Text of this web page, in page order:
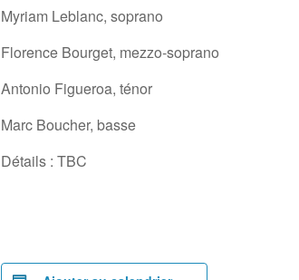
Myriam Leblanc, soprano
Florence Bourget, mezzo-soprano
Antonio Figueroa, ténor
Marc Boucher, basse
Détails : TBC